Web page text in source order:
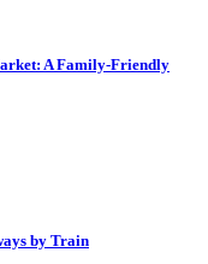
A Family-Friendly
by Train